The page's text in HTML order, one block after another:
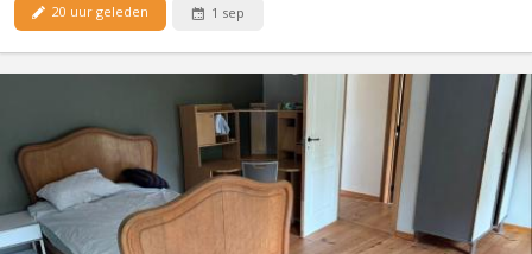
20 uur geleden 1 sep
KV 2096
Des places se libèrent dans une colocation de choix à Vieusart !
🔸 Deux maisons mitoyennes (4p + 2p) 🔸 Emplacement
enchanteur à Vieux-Sart, dans le lieu-dit "la Place" 🔸 Cadre
bucolique, propice à de nombreuses balades 🔸 Cour orientée
sud 🔸 Bail annuel renouvelable 🔸 Chaque maison offre...